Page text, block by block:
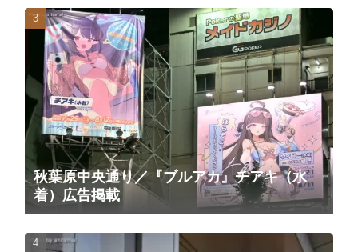
秋葉原中央通り／『ブルアカ』チアキ（水
着）広告掲載